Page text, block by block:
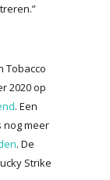
Tobacco
2020 op
. Een
nog meer
. De
Strike